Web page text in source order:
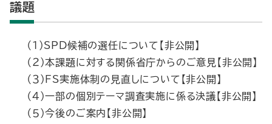
議題
（１）SPD候補の選任について【非公開】
（２）本課題に対する関係省庁からのご意見【非公開】
（３）FS実施体制の見直しについて【非公開】
（４）一部の個別テーマ調査実施に係る決議【非公開】
（５）今後のご案内【非公開】